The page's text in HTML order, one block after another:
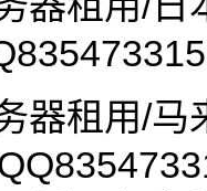
器租用/马